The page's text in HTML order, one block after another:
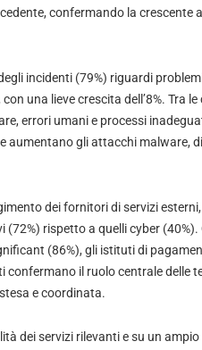
confermando la crescente
incidenti (79%) riguardi
una lieve crescita dell’8%. Tra
errori umani e processi
aumentano gli attacchi malware,
dei fornitori di servizi
(72%) rispetto a quelli cyber
(86%), gli istituti di
il ruolo centrale delle
e coordinata.
dei servizi rilevanti e su un